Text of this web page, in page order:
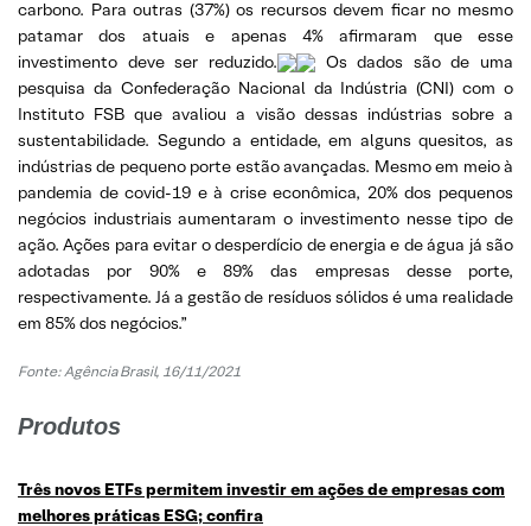
carbono. Para outras (37%) os recursos devem ficar no mesmo
patamar dos atuais e apenas 4% afirmaram que esse
investimento deve ser reduzido.
Os dados são de uma
pesquisa da Confederação Nacional da Indústria (CNI) com o
Instituto FSB que avaliou a visão dessas indústrias sobre a
sustentabilidade. Segundo a entidade, em alguns quesitos, as
indústrias de pequeno porte estão avançadas. Mesmo em meio à
pandemia de covid-19 e à crise econômica, 20% dos pequenos
negócios industriais aumentaram o investimento nesse tipo de
ação. Ações para evitar o desperdício de energia e de água já são
adotadas por 90% e 89% das empresas desse porte,
respectivamente. Já a gestão de resíduos sólidos é uma realidade
em 85% dos negócios.”
Fonte: Agência Brasil, 16/11/2021
Produtos
Três novos ETFs permitem investir em ações de empresas com
melhores práticas ESG; confira